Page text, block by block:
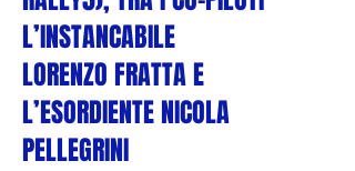
L’INSTANCABILE
LORENZO FRATTA E
L’ESORDIENTE NICOLA
PELLEGRINI